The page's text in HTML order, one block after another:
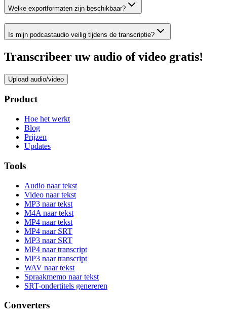
Welke exportformaten zijn beschikbaar?
Is mijn podcastaudio veilig tijdens de transcriptie?
Transcribeer uw audio of video gratis!
Upload audio/video
Product
Hoe het werkt
Blog
Prijzen
Updates
Tools
Audio naar tekst
Video naar tekst
MP3 naar tekst
M4A naar tekst
MP4 naar tekst
MP4 naar SRT
MP3 naar SRT
MP4 naar transcript
MP3 naar transcript
WAV naar tekst
Spraakmemo naar tekst
SRT-ondertitels genereren
Converters